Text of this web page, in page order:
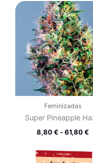
Feminizadas
Super Pineapple
8,80€ - 61,80€
de
de